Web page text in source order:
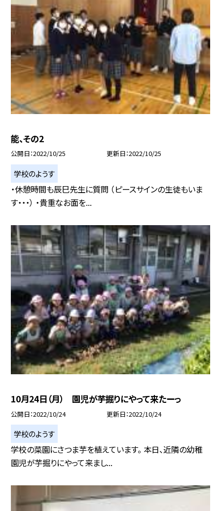
能、その2
公開日 2022/10/25 更新日 2022/10/25
学校のようす
・休憩時間も辰巳先生に質問 （ピースサインの生徒もいま
す・・・） ・貴重なお面を...
10月24日（月） 園児が芋掘りにやって来たーっ
公開日 2022/10/24 更新日 2022/10/24
学校のようす
学校の菜園にさつま芋を植えています。 本日、近隣の幼稚
園児が芋掘りにやって来まし...